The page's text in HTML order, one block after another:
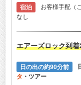
宿泊 お客様手配（
なし
エアーズロック到着
日の出の約90分前
タ ・ツアー